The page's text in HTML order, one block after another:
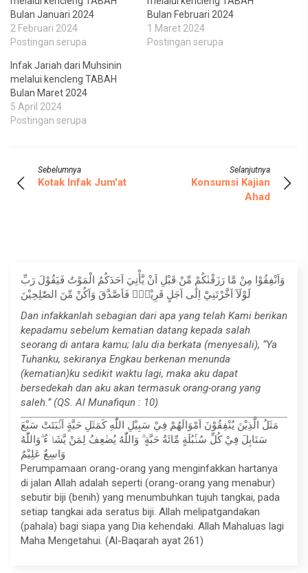
Bulan Januari 2024
2 Februari 2024
Postingan serupa
Bulan Februari 2024
1 Maret 2024
Postingan serupa
Infak Jariah dari Muhsinin
melalui kencleng TABAH
Bulan Maret 2024
5 April 2024
Postingan serupa
Sebelumnya
Kotak Infak Jum'at
Selanjutnya
Konsumsi Kajian
Ahad
وَاَنْفِقُوْا مِنْ مَّا رَزَقْنٰكُمْ مِّنْ قَبْلِ اَنْ يَّأْتِيَ اَحَدَكُمُ الْمَوْتُ فَيَقُوْلَ رَبِّ
لَوْلَآ اَخَّرْتَنِيْٓ اِلٰٓى اَجَلٍ قَرِيْبٍۚ فَاَصَّدَّقَ وَاَكُنْ مِّنَ الصّٰلِحِيْنَ
Dan infakkanlah sebagian dari apa yang telah Kami berikan
kepadamu sebelum kematian datang kepada salah
seorang di antara kamu; lalu dia berkata (menyesali), “Ya
Tuhanku, sekiranya Engkau berkenan menunda
(kematian)ku sedikit waktu lagi, maka aku dapat
bersedekah dan aku akan termasuk orang-orang yang
saleh.” (QS. Al Munafiqun : 10)
مَثَلُ الَّذِيْنَ يُنْفِقُوْنَ اَمْوَالَهُمْ فِيْ سَبِيْلِ اللّٰهِ كَمَثَلِ حَبَّةٍ اَنْۢبَتَتْ سَبْعَ
سَنَابِلَ فِيْ كُلِّ سُنْۢبُلَةٍ مِّائَةُ حَبَّةٍ ۗ وَاللّٰهُ يُضٰعِفُ لِمَنْ يَّشَاۤءُ ۗوَاللّٰهُ
وَاسِعٌ عَلِيْمٌ
Perumpamaan orang-orang yang menginfakkan hartanya
di jalan Allah adalah seperti (orang-orang yang menabur)
sebutir biji (benih) yang menumbuhkan tujuh tangkai, pada
setiap tangkai ada seratus biji. Allah melipatgandakan
(pahala) bagi siapa yang Dia kehendaki. Allah Mahaluas lagi
Maha Mengetahui. (Al-Baqarah ayat 261)